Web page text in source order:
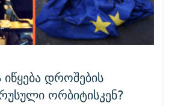
დროშების
ორბიტისკენ?